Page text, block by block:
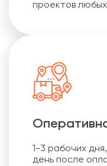
проектов
1-3 рабочих
день после